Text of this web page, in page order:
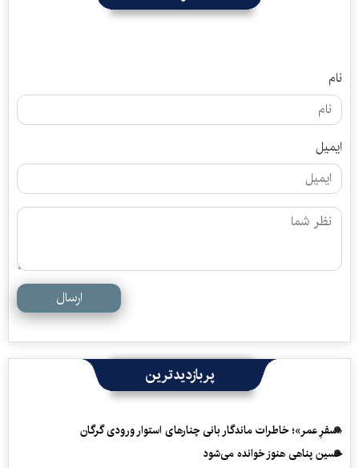
نام
ایمیل
ارسال
پربازدیدترین
«سفرِ عمر»؛ خاطرات ماندگار بانی چنارهای استوار ورودی گرگان
حسین پناهی هنوز خوانده می‌شود